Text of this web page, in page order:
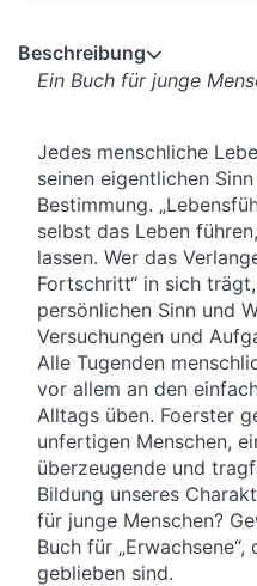
Beschreibung
Ein Buch für junge
Jedes menschliche
seinen eigentlichen
Bestimmung.
selbst das Leben
lassen. Wer das
Fortschritt“ in sich
persönlichen Sinn und
Versuchungen und
Alle Tugenden
vor allem an den
Alltags üben. Foerster
unfertigen Menschen,
überzeugende und
Bildung unseres
für junge Menschen?
Buch für
geblieben sind.